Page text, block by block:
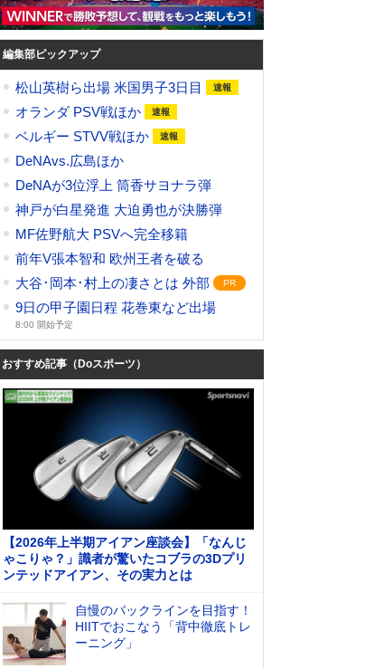
編集部ピックアップ
松山英樹ら出場 米国男子3日目
オランダ PSV戦ほか
ベルギー STVV戦ほか
DeNAvs.広島ほか
DeNAが3位浮上 筒香サヨナラ弾
神戸が白星発進 大迫勇也が決勝弾
MF佐野航大 PSVへ完全移籍
前年V張本智和 欧州王者を破る
大谷･岡本･村上の凄さとは 外部
9日の甲子園日程 花巻東など出場
8:00 開始予定
おすすめ記事（Doスポーツ）
【2026年上半期アイアン座談会】「なんじ
ゃこりゃ？」識者が驚いたコブラの3Dプリ
ンテッドアイアン、その実力とは
自慢のバックラインを目指す！
HIITでおこなう「背中徹底トレ
ーニング」